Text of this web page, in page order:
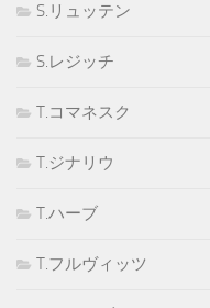
S.リュッテン
S.レジッチ
T.コマネスク
T.ジナリウ
T.ハーブ
T.フルヴィッツ